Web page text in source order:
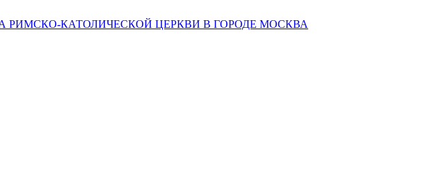
РИМСКО-КАТОЛИЧЕСКОЙ ЦЕРКВИ В ГОРОДЕ МОСКВА